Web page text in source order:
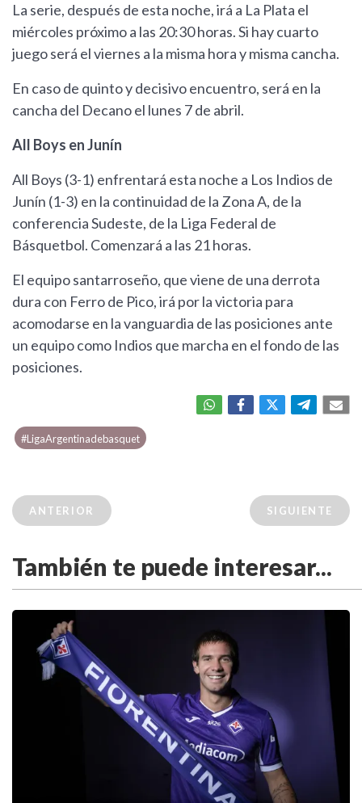
La serie, después de esta noche, irá a La Plata el
miércoles próximo a las 20:30 horas. Si hay cuarto
juego será el viernes a la misma hora y misma cancha.
En caso de quinto y decisivo encuentro, será en la
cancha del Decano el lunes 7 de abril.
All Boys en Junín
All Boys (3-1) enfrentará esta noche a Los Indios de
Junín (1-3) en la continuidad de la Zona A, de la
conferencia Sudeste, de la Liga Federal de
Básquetbol. Comenzará a las 21 horas.
El equipo santarroseño, que viene de una derrota
dura con Ferro de Pico, irá por la victoria para
acomodarse en la vanguardia de las posiciones ante
un equipo como Indios que marcha en el fondo de las
posiciones.
#LigaArgentinadebasquet
ANTERIOR SIGUIENTE
También te puede interesar...